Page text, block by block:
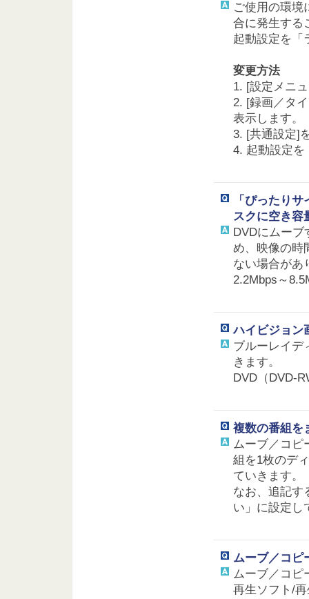
ご使用の環境
合に発生する
起動設定を「
変更方法
1. [設定メニ
2. [録画／タ
表示します。
3. [共通設定]
4. 起動設定を
「ぴったり
スクに空き容
DVDにムーブ
め、映像の時
ない場合があ
2.2Mbps～
ハイビジョン
ブルーレイデ
きます。
DVD（DVD-
複数の番組を
ムーブ／コピ
組を1枚のデ
ていきます。
なお、追記す
い」に設定し
ムーブ／コピ
ムーブ／コピ
再生ソフト/